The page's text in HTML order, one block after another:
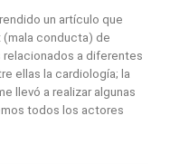
un artículo que
conducta) de
a diferentes
ellas la cardiología; la
llevó a realizar algunas
todos los actores